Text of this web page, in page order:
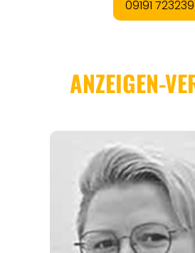
REGIONEN
ORTE